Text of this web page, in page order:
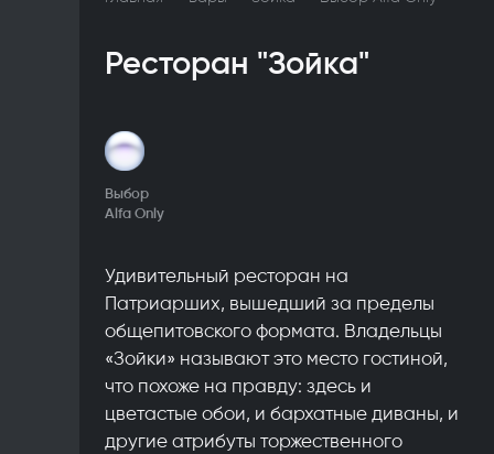
Ресторан "Зойка"
Выбор
Alfa Only
Удивительный ресторан на
Патриарших, вышедший за пределы
общепитовского формата. Владельцы
«Зойки» называют это место гостиной,
что похоже на правду: здесь и
цветастые обои, и бархатные диваны, и
другие атрибуты торжественного